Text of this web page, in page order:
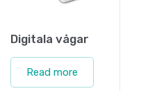
Digitala vågar
Read more